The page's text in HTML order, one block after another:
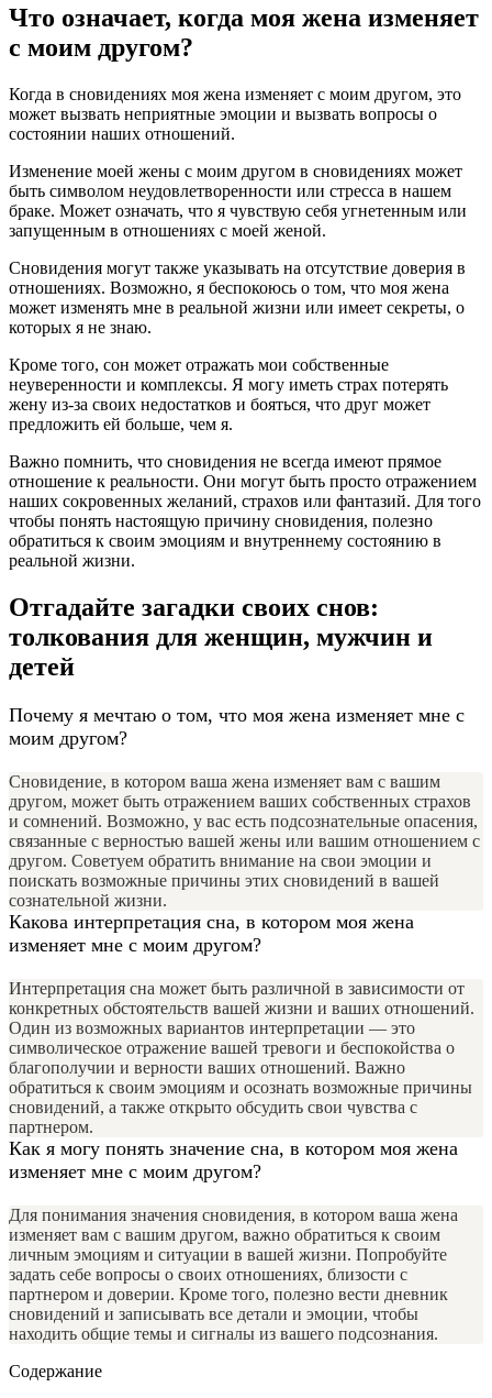
Что означает, когда моя жена изменяет
с моим другом?
Когда в сновидениях моя жена изменяет с моим другом, это
может вызвать неприятные эмоции и вызвать вопросы о
состоянии наших отношений.
Изменение моей жены с моим другом в сновидениях может
быть символом неудовлетворенности или стресса в нашем
браке. Может означать, что я чувствую себя угнетенным или
запущенным в отношениях с моей женой.
Сновидения могут также указывать на отсутствие доверия в
отношениях. Возможно, я беспокоюсь о том, что моя жена
может изменять мне в реальной жизни или имеет секреты, о
которых я не знаю.
Кроме того, сон может отражать мои собственные
неуверенности и комплексы. Я могу иметь страх потерять
жену из-за своих недостатков и бояться, что друг может
предложить ей больше, чем я.
Важно помнить, что сновидения не всегда имеют прямое
отношение к реальности. Они могут быть просто отражением
наших сокровенных желаний, страхов или фантазий. Для того
чтобы понять настоящую причину сновидения, полезно
обратиться к своим эмоциям и внутреннему состоянию в
реальной жизни.
Отгадайте загадки своих снов:
толкования для женщин, мужчин и
детей
Почему я мечтаю о том, что моя жена изменяет мне с
моим другом?
Сновидение, в котором ваша жена изменяет вам с вашим
другом, может быть отражением ваших собственных страхов
и сомнений. Возможно, у вас есть подсознательные опасения,
связанные с верностью вашей жены или вашим отношением с
другом. Советуем обратить внимание на свои эмоции и
поискать возможные причины этих сновидений в вашей
сознательной жизни.
Какова интерпретация сна, в котором моя жена
изменяет мне с моим другом?
Интерпретация сна может быть различной в зависимости от
конкретных обстоятельств вашей жизни и ваших отношений.
Один из возможных вариантов интерпретации — это
символическое отражение вашей тревоги и беспокойства о
благополучии и верности ваших отношений. Важно
обратиться к своим эмоциям и осознать возможные причины
сновидений, а также открыто обсудить свои чувства с
партнером.
Как я могу понять значение сна, в котором моя жена
изменяет мне с моим другом?
Для понимания значения сновидения, в котором ваша жена
изменяет вам с вашим другом, важно обратиться к своим
личным эмоциям и ситуации в вашей жизни. Попробуйте
задать себе вопросы о своих отношениях, близости с
партнером и доверии. Кроме того, полезно вести дневник
сновидений и записывать все детали и эмоции, чтобы
находить общие темы и сигналы из вашего подсознания.
Содержание